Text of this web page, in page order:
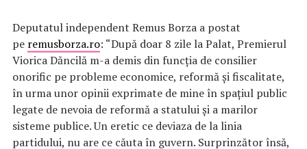
Deputatul independent Remus Borza a postat
pe remusborza.ro: “După doar 8 zile la Palat, Premierul
Viorica Dăncilă m-a demis din funcția de consilier
onorific pe probleme economice, reformă și fiscalitate,
în urma unor opinii exprimate de mine în spațiul public
legate de nevoia de reformă a statului și a marilor
sisteme publice. Un eretic ce deviaza de la linia
partidului, nu are ce căuta în guvern. Surprinzător însă,